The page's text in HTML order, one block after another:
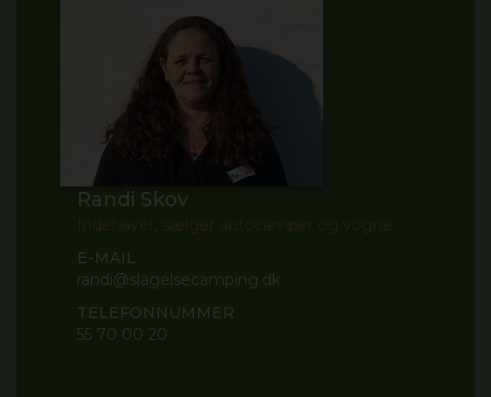
Randi Skov
Indehaver, sælger autocamper og vogne
E-MAIL
randi@slagelsecamping.dk
TELEFONNUMMER
55 70 00 20